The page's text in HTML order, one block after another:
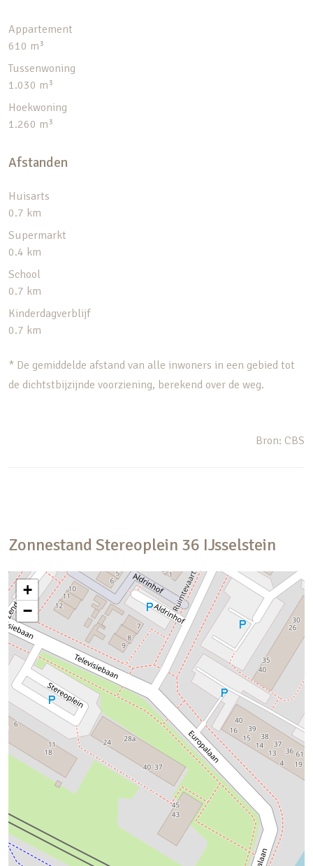
Appartement
610 m³
Tussenwoning
1.030 m³
Hoekwoning
1.260 m³
Afstanden
Huisarts
0.7 km
Supermarkt
0.4 km
School
0.7 km
Kinderdagverblijf
0.7 km
* De gemiddelde afstand van alle inwoners in een gebied tot
de dichtstbijzijnde voorziening, berekend over de weg.
Bron: CBS
Zonnestand Stereoplein 36 IJsselstein
+
−